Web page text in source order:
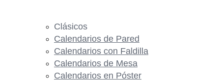
Clásicos
Calendarios de Pared
Calendarios con Faldilla
Calendarios de Mesa
Calendarios en Póster